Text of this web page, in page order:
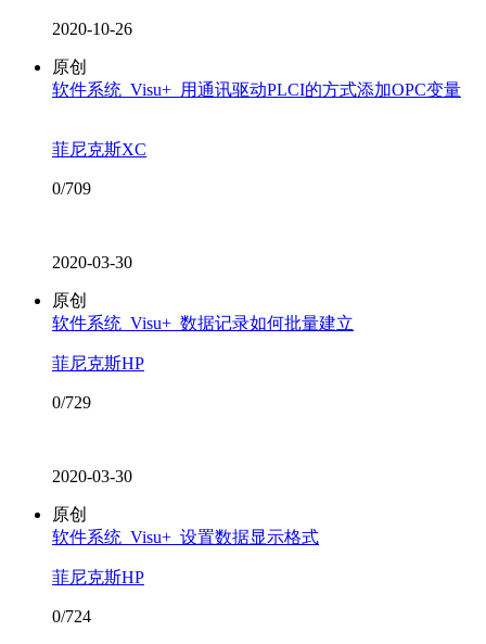
2020-10-26
原创
软件系统_Visu+_用通讯驱动PLCI的方式添加OPC变量
菲尼克斯XC
0/709
2020-03-30
原创
软件系统_Visu+_数据记录如何批量建立
菲尼克斯HP
0/729
2020-03-30
原创
软件系统_Visu+_设置数据显示格式
菲尼克斯HP
0/724